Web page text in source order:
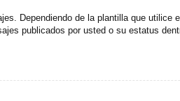
Dependiendo de la plantilla que
publicados por usted o su estatus